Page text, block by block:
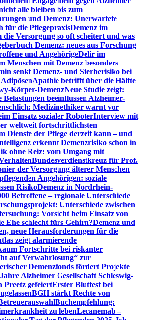
alle bleiben bis zum
und Demenz: Unerwartete
für die PflegepraxisDemenz im
Versorgung so oft scheitert und was
Demenz: neues aus Forschung
und AngehörigeDelir im
Menschen mit Demenz besonders
senkt Demenz- und Sterberisiko bei
Apathie betrifft über die Hälfte
Körper-DemenzNeue Studie zeigt:
beeinflussen Alzheimer-
Medizinethiker warnt vor
Einsatz sozialer RoboterInterview mit
weltweit fortschrittlichsten
Dienste der Pflege derzeit kann – und
erkennt Demenzrisiko schon in
ohne Reiz: vom Umgang mit
Bundesverdienstkreuz für Prof.
der Versorgung älterer Menschen
Angehörigen: soziale
RisikoDemenz in Nordrhein-
Betroffene – regionale Unterschiede
Unterschiede zwischen
Vorsicht beim Einsatz von
Ehe schlecht fürs Gehirn?Demenz und
neue Herausforderungen für die
zeigt alarmierende
Fortschritte bei riskanter
auf Verwahrlosung“ zur
Demenzfonds fördert Projekte
Alzheimer Gesellschaft Schleswig-
Preetz gefeiertErster Bluttest bei
BGH stärkt Rechte von
Buchempfehlung:
zu lebenLecanemab –